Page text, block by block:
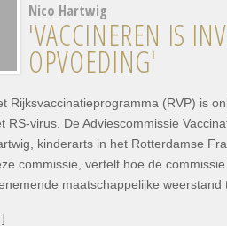
Nico Hartwig
'VACCINEREN IS
OPVOEDING'
Rijksvaccinatieprogramma (RVP) is
RS-virus. De Adviescommissie
kinderarts in het Rotterdamse
commissie, vertelt hoe de
maatschappelijke weerstand